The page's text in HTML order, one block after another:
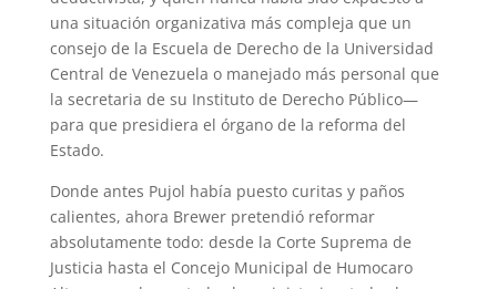
una situación organizativa más compleja que un
consejo de la Escuela de Derecho de la Universidad
Central de Venezuela o manejado más personal que
la secretaria de su Instituto de Derecho Público—
para que presidiera el órgano de la reforma del
Estado.
Donde antes Pujol había puesto curitas y paños
calientes, ahora Brewer pretendió reformar
absolutamente todo: desde la Corte Suprema de
Justicia hasta el Concejo Municipal de Humocaro